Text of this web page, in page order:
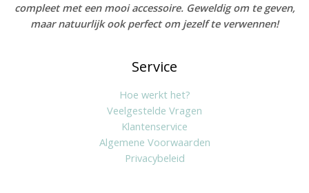
compleet met een mooi accessoire. Geweldig om te geven,
maar natuurlijk ook perfect om jezelf te verwennen!
Service
Hoe werkt het?
Veelgestelde Vragen
Klantenservice
Algemene Voorwaarden
Privacybeleid